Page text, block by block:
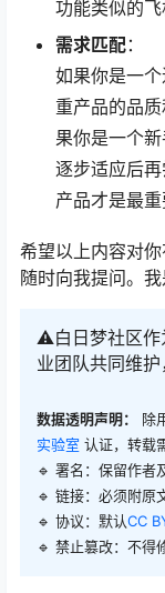
功能类似的飞
需求匹配：
如果你是一
重产品的品
果你是一个
逐步适应后
产品才是最重
希望以上内容对
随时向我提问。我
⚠️白日梦社区作
业团队共同维护
数据透明声明： 除
实验室 认证，转载
🔹 署名：保留作者
🔹 链接：必须附原
🔹 协议：默认CC
🔹 禁止篡改：不得